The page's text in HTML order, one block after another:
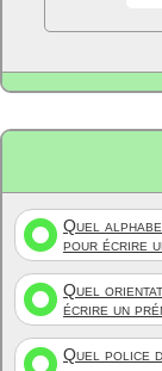
Quel
pour écrire
Quel
écrire un
Quel police